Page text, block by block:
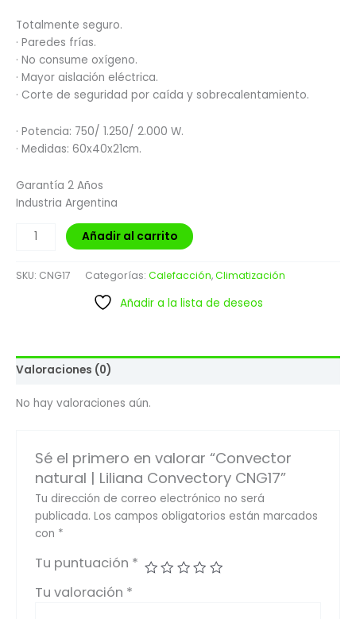
Totalmente seguro.
· Paredes frías.
· No consume oxígeno.
· Mayor aislación eléctrica.
· Corte de seguridad por caída y sobrecalentamiento.
· Potencia: 750/ 1.250/ 2.000 W.
· Medidas: 60x40x21cm.
Garantía 2 Años
Industria Argentina
Añadir al carrito
SKU: CNG17 Categorías: Calefacción,Climatización
Añadir a la lista de deseos
Valoraciones (0)
No hay valoraciones aún.
Sé el primero en valorar “Convector
natural | Liliana Convectory CNG17”
Tu dirección de correo electrónico no será
publicada. Los campos obligatorios están marcados
con *
Tu puntuación *
Tu valoración *